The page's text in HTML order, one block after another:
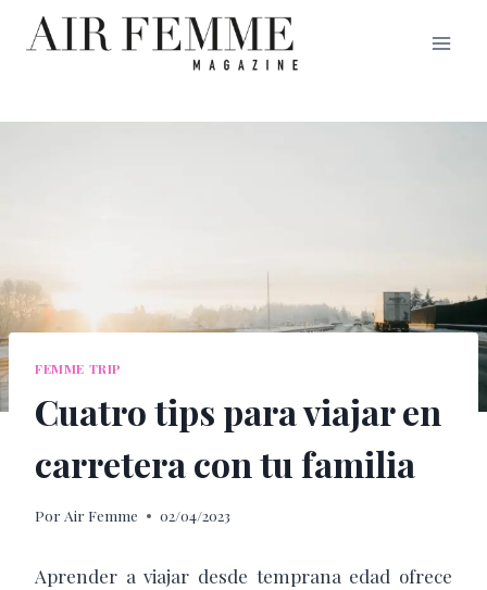
Saltar
FEMME TRIP
Cuatro tips para viajar en
carretera con tu familia
Por Air Femme 02/04/2023
Aprender a viajar desde temprana edad ofrece